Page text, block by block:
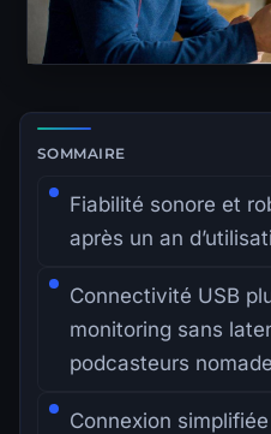
Zone de lecture
SOMMAIRE
Fiabilité sonore et
après un an
Connectivité USB
monitoring sans
podcasteurs
Connexion